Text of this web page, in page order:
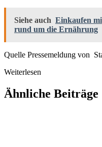
Siehe auch Einkaufen
rund um die Ernährung
Quelle Pressemeldung von
Weiterlesen
Ähnliche Beiträge